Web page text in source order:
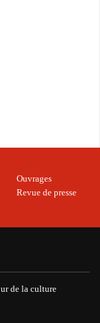
Ouvrages
Revue de presse
de la culture